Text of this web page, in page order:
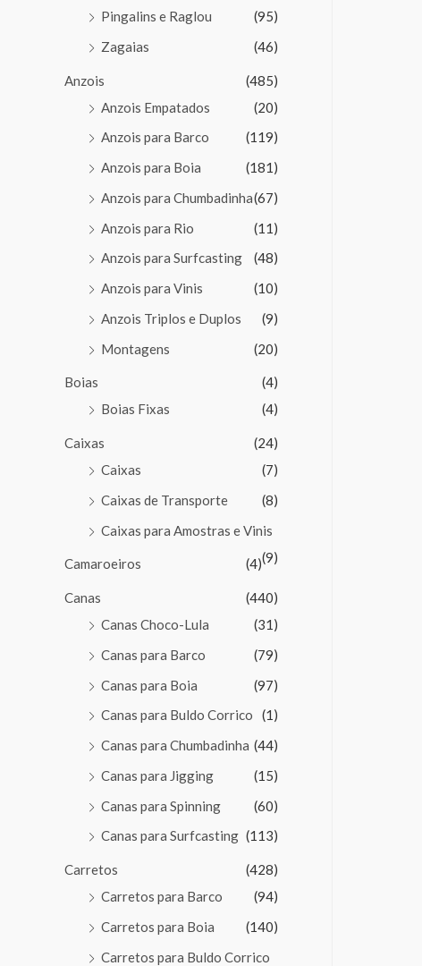
Pingalins e Raglou
(95)
Zagaias
(46)
Anzois
(485)
Anzois Empatados
(20)
Anzois para Barco
(119)
Anzois para Boia
(181)
Anzois para Chumbadinha(67)
Anzois para Rio
(11)
Anzois para Surfcasting
(48)
Anzois para Vinis
(10)
Anzois Triplos e Duplos
(9)
Montagens
(20)
Boias
(4)
Boias Fixas
(4)
Caixas
(24)
Caixas
(7)
Caixas de Transporte
(8)
Caixas para Amostras e Vinis
(9)
Camaroeiros (4)
Canas
(440)
Canas Choco-Lula
(31)
Canas para Barco
(79)
Canas para Boia
(97)
Canas para Buldo Corrico
(1)
Canas para Chumbadinha (44)
Canas para Jigging
(15)
Canas para Spinning
(60)
Canas para Surfcasting (113)
Carretos
(428)
Carretos para Barco
(94)
Carretos para Boia
(140)
Carretos para Buldo Corrico